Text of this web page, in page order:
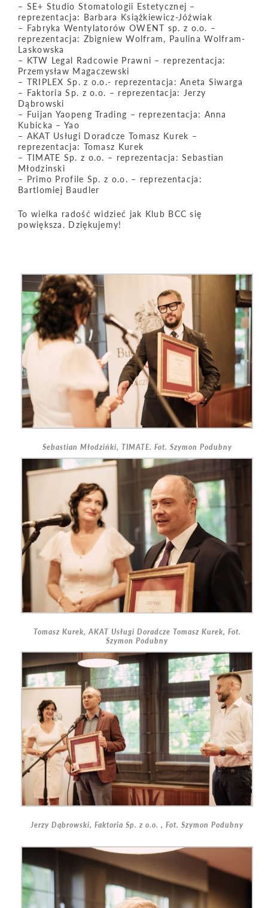
– SE+ Studio Stomatologii Estetycznej –
reprezentacja: Barbara Książkiewicz-Jóźwiak
– Fabryka Wentylatorów OWENT sp. z o.o. –
reprezentacja: Zbigniew Wolfram, Paulina Wolfram-
Laskowska
– KTW Legal Radcowie Prawni – reprezentacja:
Przemysław Magaczewski
– TRIPLEX Sp. z o.o.- reprezentacja: Aneta Siwarga
– Faktoria Sp. z o.o. – reprezentacja: Jerzy
Dąbrowski
– Fuijan Yaopeng Trading – reprezentacja: Anna
Kubicka – Yao
– AKAT Usługi Doradcze Tomasz Kurek –
reprezentacja: Tomasz Kurek
– TIMATE Sp. z o.o. – reprezentacja: Sebastian
Młodzinski
– Primo Profile Sp. z o.o. – reprezentacja:
Bartlomiej Baudler
To wielka radość widzieć jak Klub BCC się
powiększa. Dziękujemy!
Sebastian Młodzińki, TIMATE. Fot. Szymon Podubny
Tomasz Kurek, AKAT Usługi Doradcze Tomasz Kurek, Fot.
Szymon Podubny
Jerzy Dąbrowski, Faktoria Sp. z o.o. , Fot. Szymon Podubny